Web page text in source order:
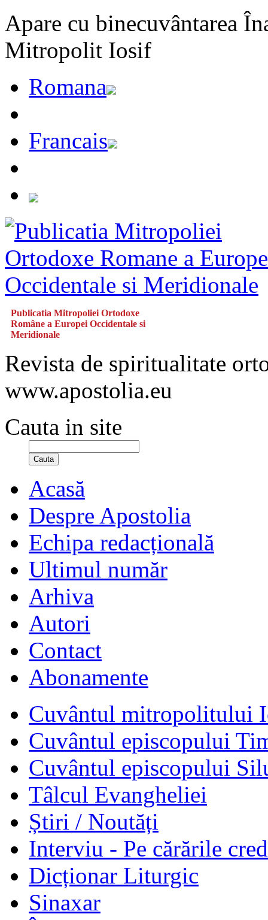
Apare cu binecuvântarea
Mitropolit Iosif
Romana
Francais
Publicatia Mitropoliei Ortodoxe
Române a Europei Occidentale si
Meridionale
Revista de spiritualitate
www.apostolia.eu
Cauta in site
Cauta
Acasă
Despre Apostolia
Echipa redacțională
Ultimul număr
Arhiva
Autori
Contact
Abonamente
Cuvântul mitropolitului
Cuvântul episcopului
Cuvântul episcopului
Tâlcul Evangheliei
Știri / Noutăți
Interviu - Pe cărările
Dicționar Liturgic
Sinaxar